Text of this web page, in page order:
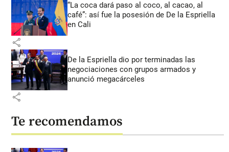
“La coca dará paso al coco, al cacao, al
café”: así fue la posesión de De la Espriella
en Cali
share
De la Espriella dio por terminadas las
negociaciones con grupos armados y
anunció megacárceles
share
Te recomendamos